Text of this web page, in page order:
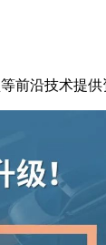
前沿技术提供